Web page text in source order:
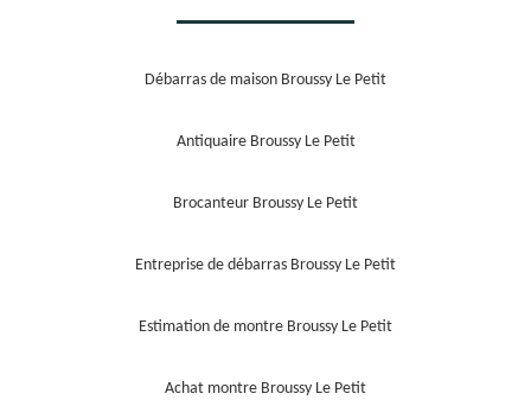
Débarras de maison Broussy Le Petit
Antiquaire Broussy Le Petit
Brocanteur Broussy Le Petit
Entreprise de débarras Broussy Le Petit
Estimation de montre Broussy Le Petit
Achat montre Broussy Le Petit